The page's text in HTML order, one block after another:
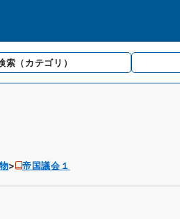
索 （カテゴリ）
帝国議会１